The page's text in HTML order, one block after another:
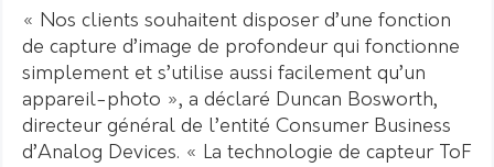
« Nos clients souhaitent disposer d’une fonction
de capture d’image de profondeur qui fonctionne
simplement et s’utilise aussi facilement qu’un
appareil-photo », a déclaré Duncan Bosworth,
directeur général de l’entité Consumer Business
d’Analog Devices. « La technologie de capteur ToF